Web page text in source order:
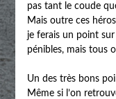
pas tant le coude
Mais outre ces
je ferais un point
pénibles, mais tous
Un des très bons
Même si l’on